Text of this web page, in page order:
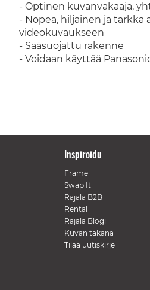
- Optinen kuvanvakaaja,
- Nopea, hiljainen ja
videokuvaukseen
- Sääsuojattu rakenne
- Voidaan käyttää
Inspiroidu
Frame
Swap It
Rajala B2B
Rental
Rajala Blogi
Kuvan takana
Tilaa uutiskirje